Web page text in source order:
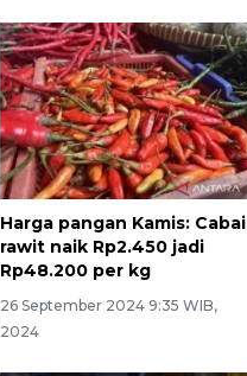
Harga pangan Kamis: Cabai
rawit naik Rp2.450 jadi
Rp48.200 per kg
26 September 2024 9:35 WIB,
2024